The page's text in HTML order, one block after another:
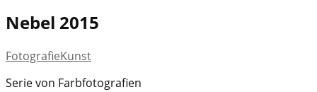
Nebel 2015
FotografieKunst
Serie von Farbfotografien